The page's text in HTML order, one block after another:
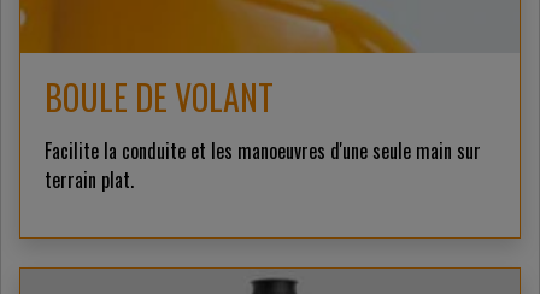
BOULE DE VOLANT
Facilite la conduite et les manoeuvres d'une seule main sur
terrain plat.